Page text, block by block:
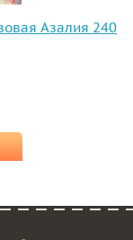
Азалия 240